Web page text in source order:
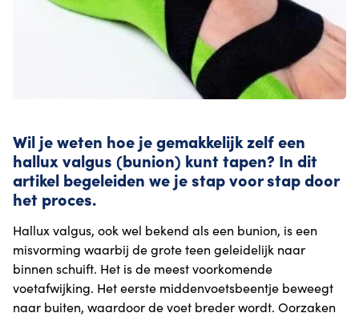
Wil je weten hoe je gemakkelijk zelf een
hallux valgus (bunion) kunt tapen? In dit
artikel begeleiden we je stap voor stap door
het proces.
Hallux valgus, ook wel bekend als een bunion, is een
misvorming waarbij de grote teen geleidelijk naar
binnen schuift. Het is de meest voorkomende
voetafwijking. Het eerste middenvoetsbeentje beweegt
naar buiten, waardoor de voet breder wordt. Oorzaken